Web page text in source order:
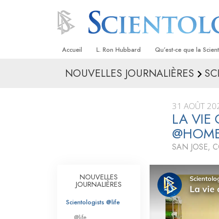
Accueil L. Ron Hubbard Qu’est-ce que la
Croyances et pratiques
Les scientologues et
Rencontrez un
À l’intérieur d’une
Les principes de base
Scientologie
La Dianétique : Une
NOUVELLES JOURNALIÈRES
31 AOÛT
LA VIE
SAN JOSE,
NOUVELLES
JOURNALIÈRES
Scientologists @life